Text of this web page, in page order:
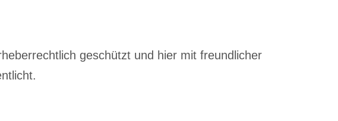
geschützt und hier mit freundlicher